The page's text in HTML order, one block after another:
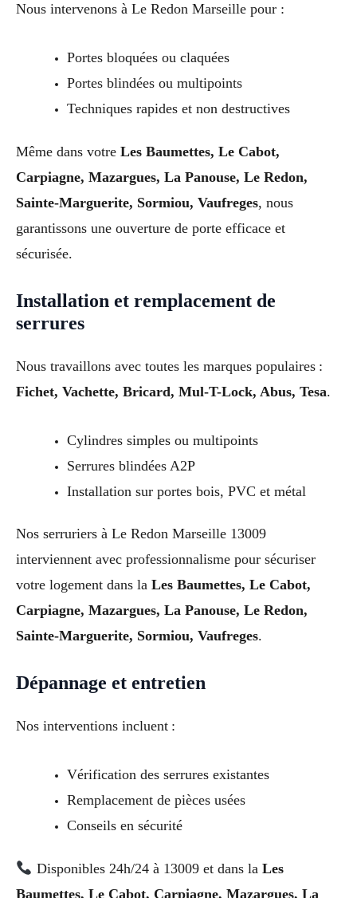
Nous intervenons à Le Redon Marseille pour :
Portes bloquées ou claquées
Portes blindées ou multipoints
Techniques rapides et non destructives
Même dans votre Les Baumettes, Le Cabot,
Carpiagne, Mazargues, La Panouse, Le Redon,
Sainte-Marguerite, Sormiou, Vaufreges, nous
garantissons une ouverture de porte efficace et
sécurisée.
Installation et remplacement de
serrures
Nous travaillons avec toutes les marques populaires :
Fichet, Vachette, Bricard, Mul-T-Lock, Abus, Tesa.
Cylindres simples ou multipoints
Serrures blindées A2P
Installation sur portes bois, PVC et métal
Nos serruriers à Le Redon Marseille 13009
interviennent avec professionnalisme pour sécuriser
votre logement dans la Les Baumettes, Le Cabot,
Carpiagne, Mazargues, La Panouse, Le Redon,
Sainte-Marguerite, Sormiou, Vaufreges.
Dépannage et entretien
Nos interventions incluent :
Vérification des serrures existantes
Remplacement de pièces usées
Conseils en sécurité
Disponibles 24h/24 à 13009 et dans la Les
Baumettes, Le Cabot, Carpiagne, Mazargues, La